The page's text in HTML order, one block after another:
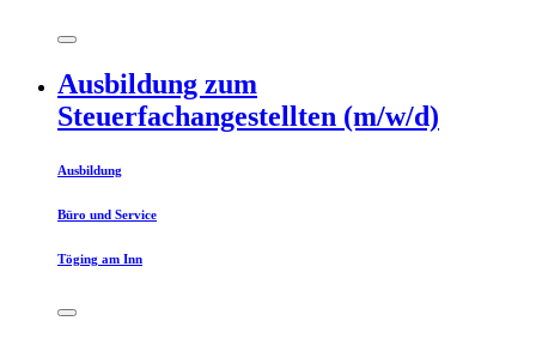
Ausbildung zum
Steuerfachangestellten (m/w/d)
Ausbildung
Büro und Service
Töging am Inn